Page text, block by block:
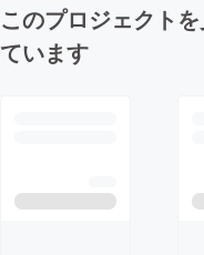
このプロジェクト
ています